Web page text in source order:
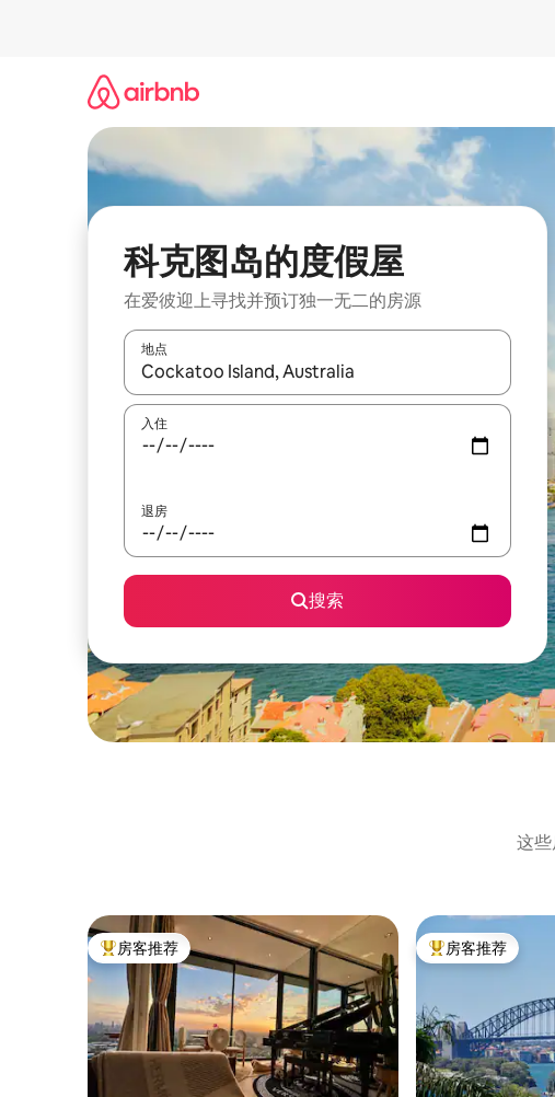
科克图岛的度假屋
在爱彼迎上寻找并预订独一无二的房源
地点
如有搜索结果，请使用上下方向键查看，或通过点击或滑动手
入住
退房
搜索
这
热门「房客推荐」
房客推荐 热门「房客推荐」
房客推荐